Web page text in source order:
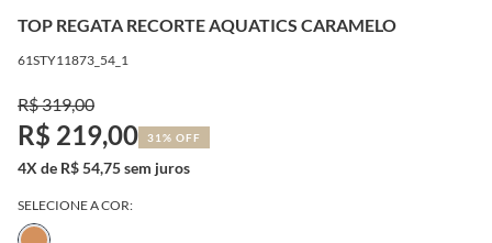
TOP REGATA RECORTE AQUATICS CARAMELO
61STY11873_54_1
R$ 319,00
R$ 219,00 31% OFF
4X de R$ 54,75 sem juros
SELECIONE A COR: